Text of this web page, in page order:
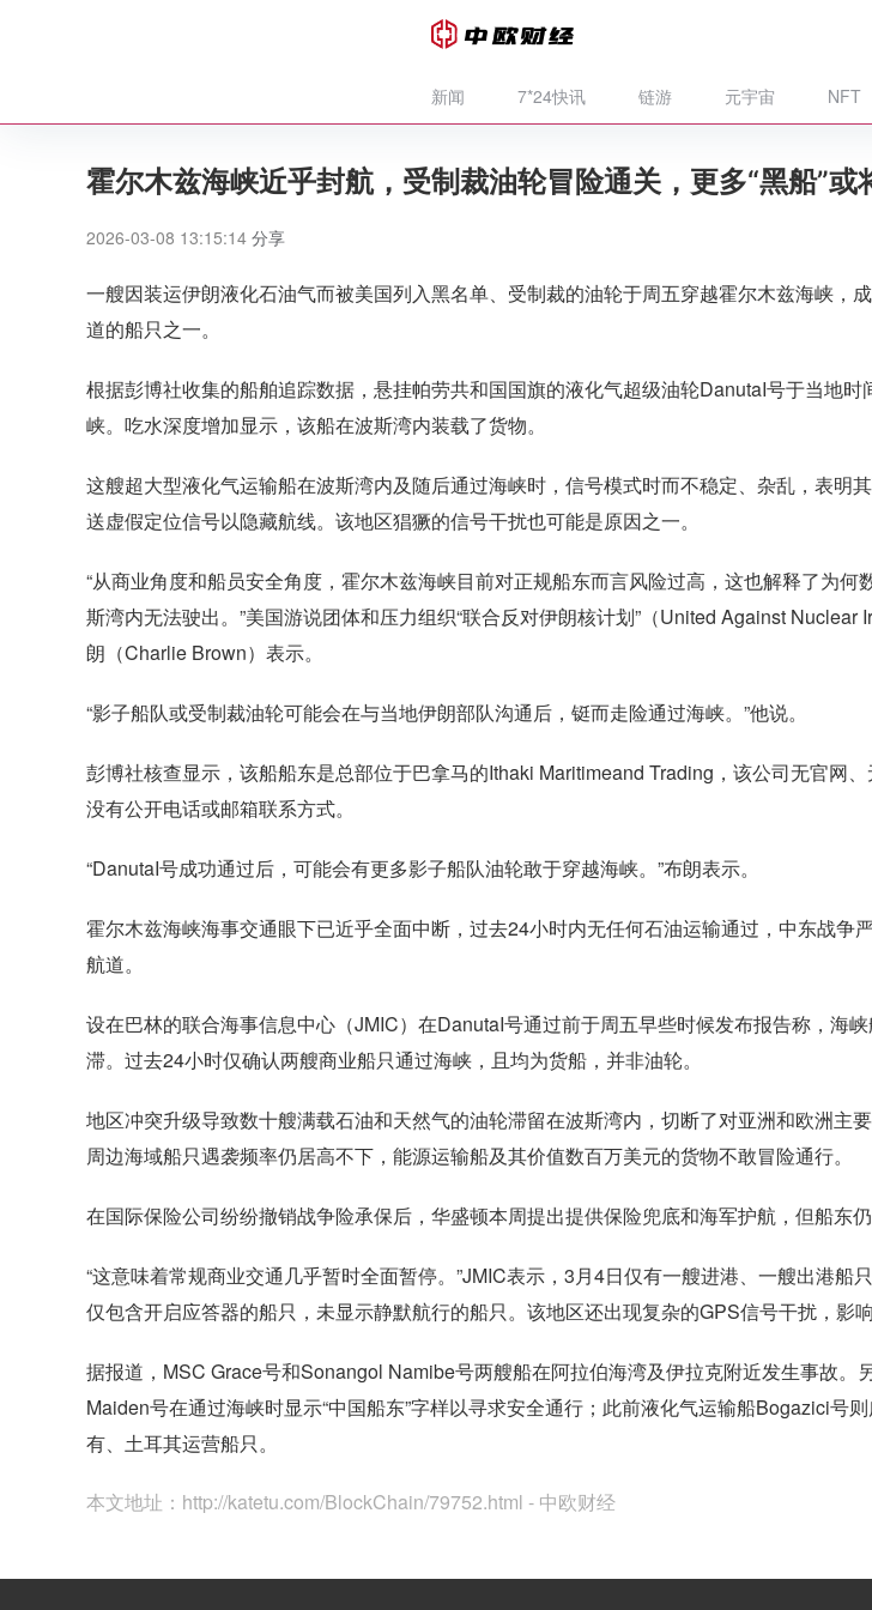
新闻 7*24快讯 链游 元宇宙 NFT
霍尔木兹海峡近乎封航，受制裁油轮冒险通关，更多“黑船”或
2026-03-08 13:15:14 分享
一艘因装运伊朗液化石油气而被美国列入黑名单、受制裁的油轮于周五穿越霍尔木兹海峡，
道的船只之一。
根据彭博社收集的船舶追踪数据，悬挂帕劳共和国国旗的液化气超级油轮DanutaI号于当地时
峡。吃水深度增加显示，该船在波斯湾内装载了货物。
这艘超大型液化气运输船在波斯湾内及随后通过海峡时，信号模式时而不稳定、杂乱，表明
送虚假定位信号以隐藏航线。该地区猖獗的信号干扰也可能是原因之一。
“从商业角度和船员安全角度，霍尔木兹海峡目前对正规船东而言风险过高，这也解释了为何
斯湾内无法驶出。”美国游说团体和压力组织“联合反对伊朗核计划”（United Against Nuclear
朗（Charlie Brown）表示。
“影子船队或受制裁油轮可能会在与当地伊朗部队沟通后，铤而走险通过海峡。”他说。
彭博社核查显示，该船船东是总部位于巴拿马的Ithaki Maritimeand Trading，该公司无官网
没有公开电话或邮箱联系方式。
“DanutaI号成功通过后，可能会有更多影子船队油轮敢于穿越海峡。”布朗表示。
霍尔木兹海峡海事交通眼下已近乎全面中断，过去24小时内无任何石油运输通过，中东战争
航道。
设在巴林的联合海事信息中心（JMIC）在DanutaI号通过前于周五早些时候发布报告称，海
滞。过去24小时仅确认两艘商业船只通过海峡，且均为货船，并非油轮。
地区冲突升级导致数十艘满载石油和天然气的油轮滞留在波斯湾内，切断了对亚洲和欧洲主
周边海域船只遇袭频率仍居高不下，能源运输船及其价值数百万美元的货物不敢冒险通行。
在国际保险公司纷纷撤销战争险承保后，华盛顿本周提出提供保险兜底和海军护航，但船东仍
“这意味着常规商业交通几乎暂时全面暂停。”JMIC表示，3月4日仅有一艘进港、一艘出港船
仅包含开启应答器的船只，未显示静默航行的船只。该地区还出现复杂的GPS信号干扰，影响
据报道，MSC Grace号和Sonangol Namibe号两艘船在阿拉伯海湾及伊拉克附近发生事故。
Maiden号在通过海峡时显示“中国船东”字样以寻求安全通行；此前液化气运输船Bogazici号
有、土耳其运营船只。
本文地址： http://katetu.com/BlockChain/79752.html - 中欧财经